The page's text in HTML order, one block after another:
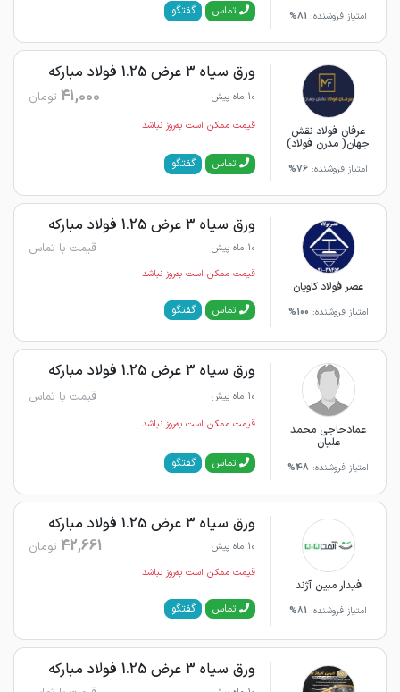
امتیاز فروشنده: 81% تماس گفتگو
عرفان فولاد نقش
جهان( مدرن فولاد)
امتیاز فروشنده: 76%
ورق سیاه 3 عرض 1.25 فولاد مبارکه
10 ماه پیش 41,000 تومان
قیمت ممکن است به‌روز نباشد
تماس گفتگو
عصر فولاد کاویان
امتیاز فروشنده: 100%
ورق سیاه 3 عرض 1.25 فولاد مبارکه
10 ماه پیش قیمت با تماس
قیمت ممکن است به‌روز نباشد
تماس گفتگو
عمادحاجی محمد
علیان
امتیاز فروشنده: 48%
ورق سیاه 3 عرض 1.25 فولاد مبارکه
10 ماه پیش قیمت با تماس
قیمت ممکن است به‌روز نباشد
تماس گفتگو
فیدار مبین آژند
امتیاز فروشنده: 81%
ورق سیاه 3 عرض 1.25 فولاد مبارکه
10 ماه پیش 42,661 تومان
قیمت ممکن است به‌روز نباشد
تماس گفتگو
ورق سیاه 3 عرض 1.25 فولاد مبارکه